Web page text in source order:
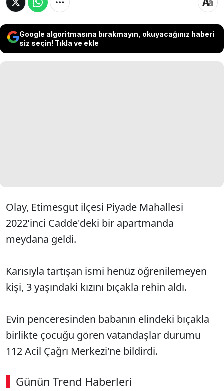
Google algoritmasına bırakmayın, okuyacağınız haberi
siz seçin! Tıkla ve ekle
Olay, Etimesgut ilçesi Piyade Mahallesi
2022’inci Cadde'deki bir apartmanda
meydana geldi.
Karısıyla tartışan ismi henüz öğrenilemeyen
kişi, 3 yaşındaki kızını bıçakla rehin aldı.
Evin penceresinden babanın elindeki bıçakla
birlikte çocuğu gören vatandaşlar durumu
112 Acil Çağrı Merkezi'ne bildirdi.
Günün Trend Haberleri
00:02 / 09:08